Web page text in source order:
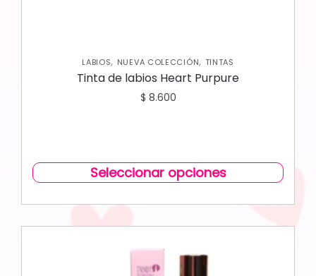
LABIOS, NUEVA COLECCIÓN, TINTAS
Tinta de labios Heart Purpure
$ 8.600
Seleccionar opciones